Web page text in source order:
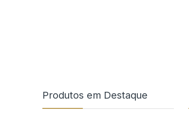
Produtos em Destaque